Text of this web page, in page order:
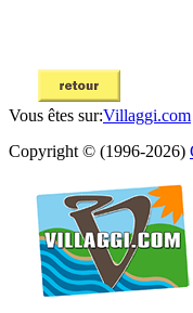
Vous êtes sur:Villaggi.com
Copyright © (1996-2026)